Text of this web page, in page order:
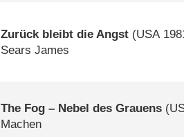
Zurück bleibt die Angst (USA
Sears James
The Fog – Nebel des Grauens (
Machen